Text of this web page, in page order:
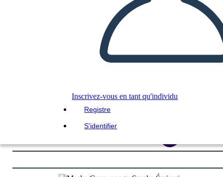
Inscrivez-vous en tant qu'individu
Registre
S'identifier